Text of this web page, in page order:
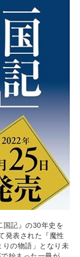
国記』の30年史を
発表された『魔性
りの物語」となり未